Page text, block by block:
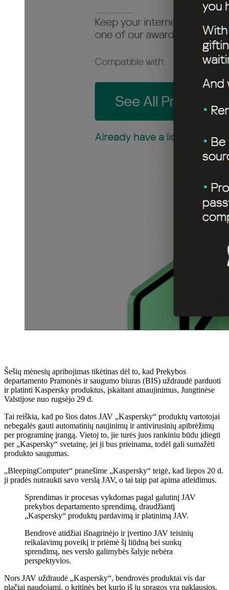
Šešių mėnesių apribojimas tikėtinas dėl to, kad Prekybos
departamento Pramonės ir saugumo biuras (BIS) uždraudė parduoti
ir platinti Kaspersky produktus, įskaitant atnaujinimus, Jungtinėse
Valstijose nuo rugsėjo 29 d.
Tai reiškia, kad po šios datos JAV „Kaspersky“ produktų vartotojai
nebegalės gauti automatinių naujinimų ir antivirusinių apibrėžimų
per programinę įrangą. Vietoj to, jie turės juos rankiniu būdu įdiegti
per „Kaspersky“ svetainę, jei ji bus prieinama, todėl gali sumažėti
produkto saugumas.
„BleepingComputer“ pranešime „Kaspersky“ teigė, kad liepos 20 d.
ji pradės nutraukti savo verslą JAV, o tai taip pat apima atleidimus.
Sprendimas ir procesas vykdomas pagal galutinį JAV
prekybos departamento sprendimą, draudžiantį
„Kaspersky“ produktų pardavimą ir platinimą JAV.
Bendrovė atidžiai išnagrinėjo ir įvertino JAV teisinių
reikalavimų poveikį ir priėmė šį liūdną bei sunkų
sprendimą, nes verslo galimybės šalyje nebėra
perspektyvios.
Nors JAV uždraudė „Kaspersky“, bendrovės produktai vis dar
plačiai naudojami, o kritinės bet kurio iš jų spragos yra paklausios.